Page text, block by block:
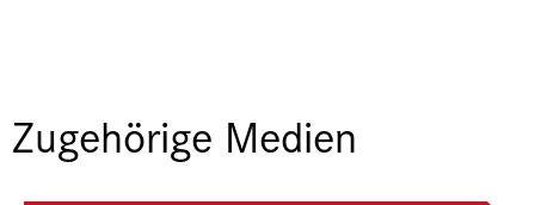
Zugehörige Medien